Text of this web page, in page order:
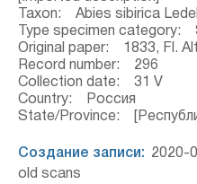
Taxon: Abies sibirica
Type specimen category:
Original paper: 1833, Fl.
Record number: 296
Collection date: 31 V
Country: Россия
State/Province:
Создание записи: 2020-
old scans